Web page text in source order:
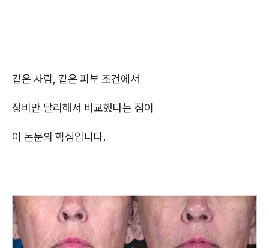
같은 사람, 같은 피부 조건에서
장비만 달리해서 비교했다는 점이
이 논문의 핵심입니다.